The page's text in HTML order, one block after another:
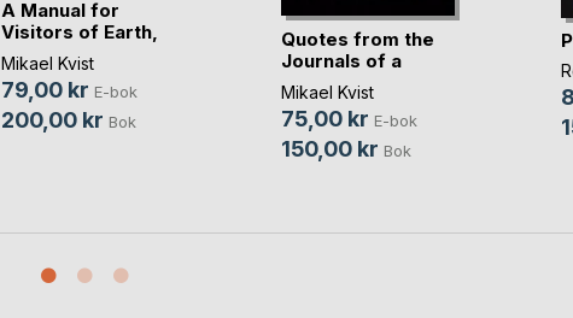
A Manual for
Visitors of Earth,
Part 1
Mikael Kvist
79,00 kr E-bok
200,00 kr Bok
Quotes from the
Journals of a
Time(...)
Mikael Kvist
75,00 kr E-bok
150,00 kr Bok